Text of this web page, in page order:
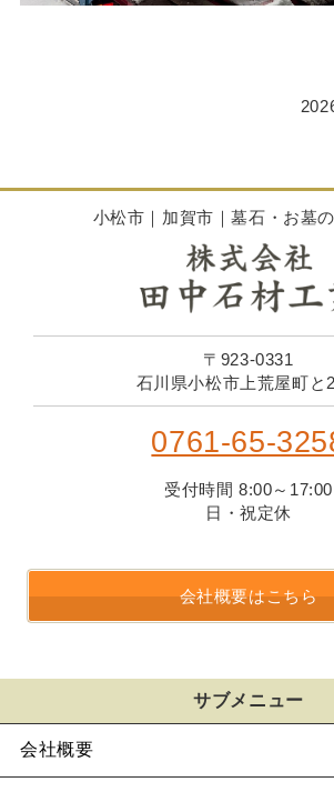
小松市｜加賀市｜墓石・お墓
〒923-0331
石川県小松市上荒屋町と
0761-65-
受付時間 8:00～17:00
日・祝定休
会社概要はこちら
サブメニュー
会社概要